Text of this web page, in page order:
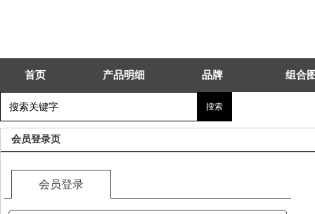
首页 产品明细 品牌 组合
会员登录页
会员登录